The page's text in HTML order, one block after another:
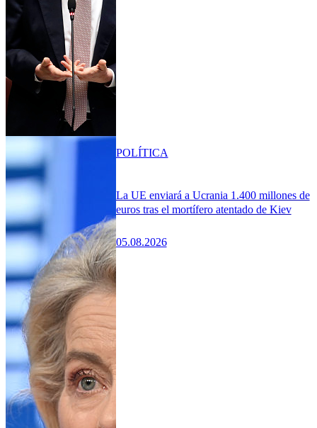
La UE enviará a Ucrania 1.400 millones de
euros tras el mortífero atentado de Kiev
05.08.2026
POLÍTICA